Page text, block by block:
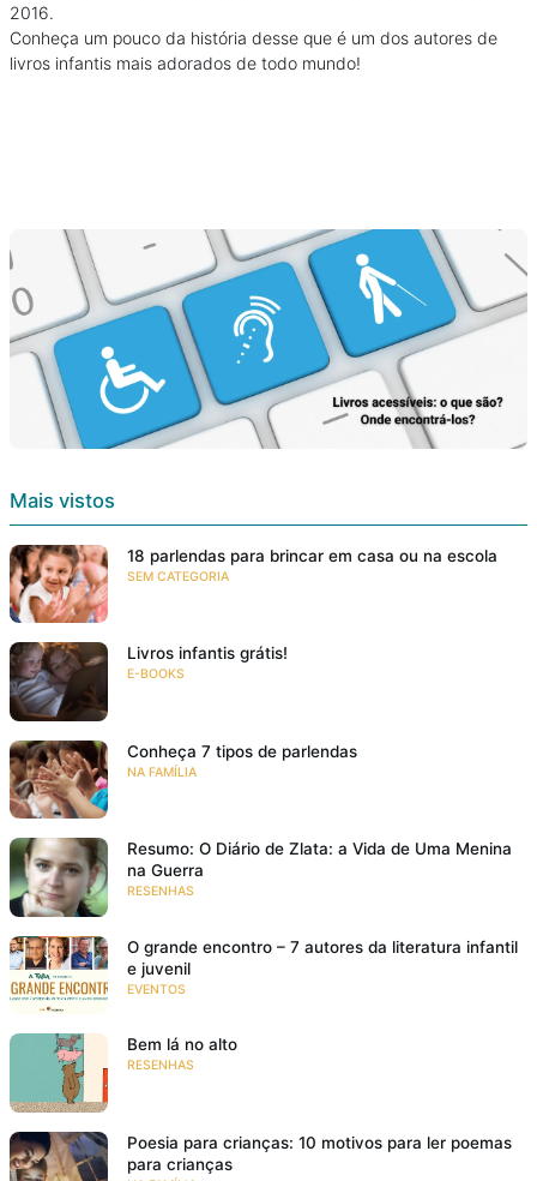
2016.
Conheça um pouco da história desse que é um dos autores de
livros infantis mais adorados de todo mundo!
Mais vistos
18 parlendas para brincar em casa ou na escola
SEM CATEGORIA
Livros infantis grátis!
E-BOOKS
Conheça 7 tipos de parlendas
NA FAMÍLIA
Resumo: O Diário de Zlata: a Vida de Uma Menina
na Guerra
RESENHAS
O grande encontro – 7 autores da literatura infantil
e juvenil
EVENTOS
Bem lá no alto
RESENHAS
Poesia para crianças: 10 motivos para ler poemas
para crianças